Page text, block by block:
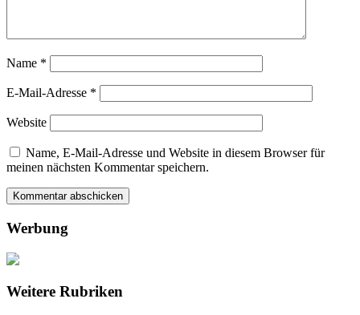
Name *
E-Mail-Adresse *
Website
Name, E-Mail-Adresse und Website in diesem Browser für
meinen nächsten Kommentar speichern.
Werbung
Weitere Rubriken